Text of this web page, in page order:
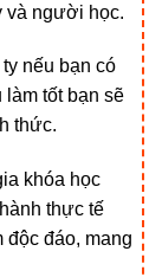
và người học.
nếu bạn có
làm tốt bạn sẽ
thức.
khóa học
thực tế
đáo, mang